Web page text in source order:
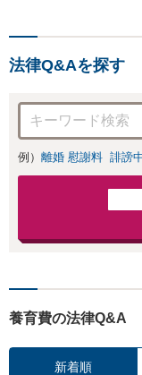
法律Q&Aを探す
例） 離婚 慰謝料 誹謗
養育費の法律Q&A
新着順